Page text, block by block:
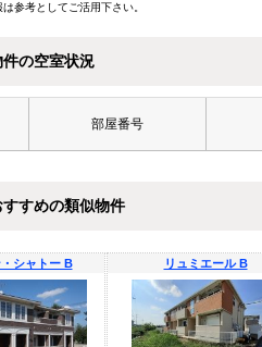
参考としてご活用下さい。
の空室状況
部屋番号
すめの類似物件
シャトー B リュミエール B